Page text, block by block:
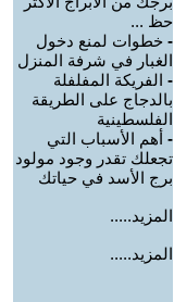
حظ ...
- خطوات لمنع دخول
الغبار في شرفة المنزل
- الفريكة المفلفلة
بالدجاج على الطريقة
الفلسطينية
- أهم الأسباب التي
تجعلك تقدر وجود مولود
برج الأسد في حياتك
المزيد.....
المزيد.....